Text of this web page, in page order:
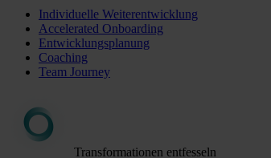
Individuelle Weiterentwicklung
Accelerated Onboarding
Entwicklungsplanung
Coaching
Team Journey
Transformationen entfesseln